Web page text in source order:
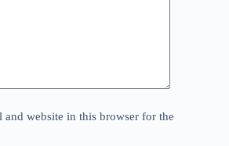
and website in this browser for the